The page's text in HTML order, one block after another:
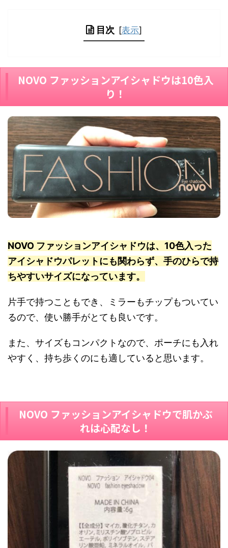
目次 [表示]
NOVO ファッションアイシャドウは10色入
り！
NOVO ファッションアイシャドウは、10色入った
アイシャドウパレットにも関わらず、手のひらで持
ちやすいサイズになっています。
片手で持つこともでき、ミラーもチップもついてい
るので、使い勝手がとても良いです。
また、サイズもコンパクトなので、ポーチにも入れ
やすく、持ち歩くのにも適していると思います。
NOVO ファッションアイシャドウで肌かぶ
れは心配なし！